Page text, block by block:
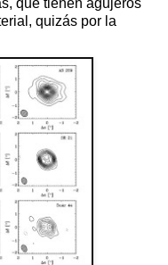
quizás por la